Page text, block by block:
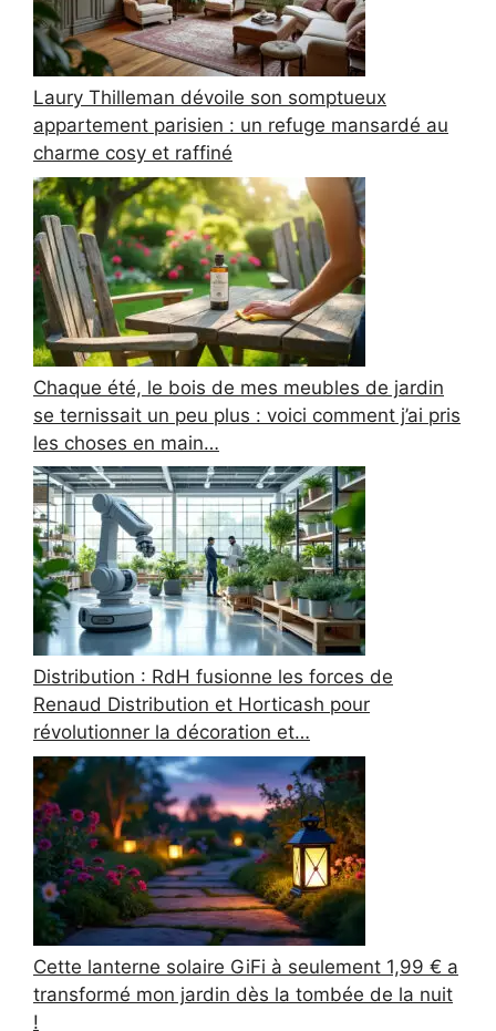
Laury Thilleman dévoile son somptueux
appartement parisien : un refuge mansardé au
charme cosy et raffiné
Chaque été, le bois de mes meubles de jardin
se ternissait un peu plus : voici comment j’ai pris
les choses en main…
Distribution : RdH fusionne les forces de
Renaud Distribution et Horticash pour
révolutionner la décoration et…
Cette lanterne solaire GiFi à seulement 1,99 € a
transformé mon jardin dès la tombée de la nuit
!